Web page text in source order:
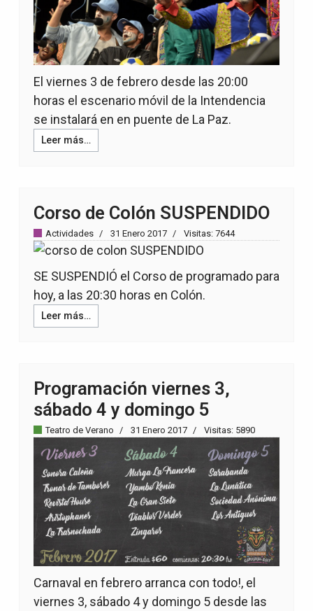
El viernes 3 de febrero desde las 20:00
horas el escenario móvil de la Intendencia
se instalará en en puente de La Paz.
Leer más…
Corso de Colón SUSPENDIDO
Actividades 31 Enero 2017 Visitas: 7644
SE SUSPENDIÓ el Corso de programado para
hoy, a las 20:30 horas en Colón.
Leer más…
Programación viernes 3,
sábado 4 y domingo 5
Teatro de Verano 31 Enero 2017 Visitas: 5890
Carnaval en febrero arranca con todo!, el
viernes 3, sábado 4 y domingo 5 desde las